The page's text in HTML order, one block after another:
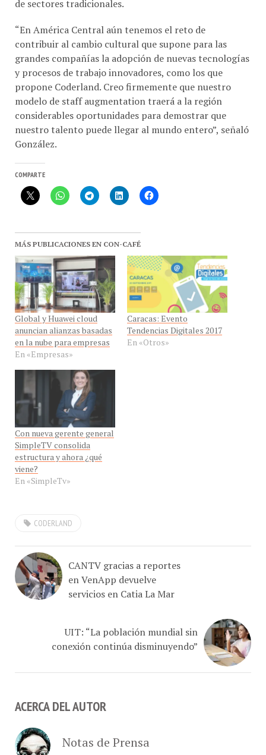
contribuir al cambio cultural que supone para las
grandes compañías la adopción de nuevas tecnologías
y procesos de trabajo innovadores, como los que
propone Coderland. Creo firmemente que nuestro
modelo de staff augmentation traerá a la región
considerables oportunidades para demostrar que
nuestro talento puede llegar al mundo entero”, señaló
González.
Global y Huawei cloud
anuncian alianzas basadas
en la nube para empresas
En «Empresas»
Caracas: Evento
Tendencias Digitales 2017
En «Otros»
Con nueva gerente general
SimpleTV consolida
estructura y ahora ¿qué
viene?
En «SimpleTv»
en VenApp devuelve
servicios en Catia La Mar
conexión continúa disminuyendo”